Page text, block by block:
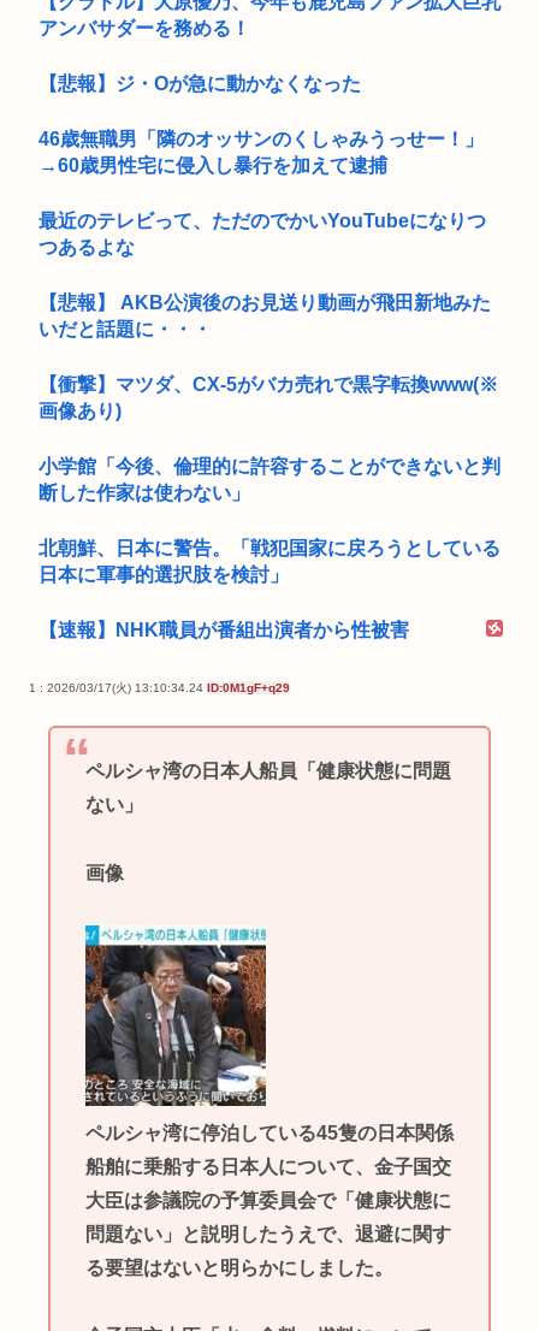
アンバサダーを務める！
【悲報】ジ・Oが急に動かなくなった
46歳無職男「隣のオッサンのくしゃみうっせー！」
→60歳男性宅に侵入し暴行を加えて逮捕
最近のテレビって、ただのでかいYouTubeになりつ
つあるよな
【悲報】 AKB公演後のお見送り動画が飛田新地みた
いだと話題に・・・
【衝撃】マツダ、CX-5がバカ売れで黒字転換www(※
画像あり)
小学館「今後、倫理的に許容することができないと判
断した作家は使わない」
北朝鮮、日本に警告。「戦犯国家に戻ろうとしている
日本に軍事的選択肢を検討」
【速報】NHK職員が番組出演者から性被害
1 : 2026/03/17(火) 13:10:34.24 ID:0M1gF+q29
ペルシャ湾の日本人船員「健康状態に問題
ない」
画像
ペルシャ湾に停泊している45隻の日本関係
船舶に乗船する日本人について、金子国交
大臣は参議院の予算委員会で「健康状態に
問題ない」と説明したうえで、退避に関す
る要望はないと明らかにしました。